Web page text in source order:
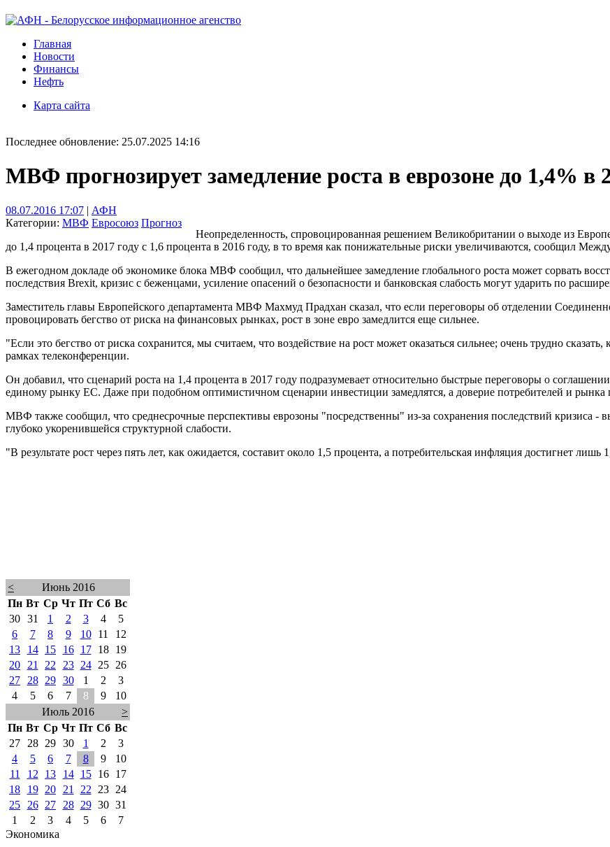
Главная
Новости
Финансы
Нефть
Карта сайта
Последнее обновление: 25.07.2025 14:16
МВФ прогнозирует замедление роста в еврозоне до 1,4% в
08.07.2016 17:07 | АФН
Категории: МВФ Евросоюз Прогноз
Неопределенность, спровоцированная решением Великобритании о выходе из
до 1,4 процента в 2017 году с 1,6 процента в 2016 году, в то время как понижательные риски увеличиваются, сообщил
В ежегодном докладе об экономике блока МВФ сообщил, что дальнейшее замедление глобального роста может сорвать
последствия Brexit, кризис с беженцами, усиление опасений о безопасности и банковская слабость могут ударить по
Заместитель главы Европейского департамента МВФ Махмуд Прадхан сказал, что если переговоры об отделении
провоцировать бегство от риска на финансовых рынках, рост в зоне евро замедлится еще сильнее.
"Если это бегство от риска сохранится, мы считаем, что воздействие на рост может оказаться сильнее; очень трудно
рамках телеконференции.
Он добавил, что сценарий роста на 1,4 процента в 2017 году подразумевает относительно быстрые переговоры о
единому рынку ЕС. Даже при подобном оптимистичном сценарии инвестиции замедлятся, а доверие потребителей и рынка
МВФ также сообщил, что среднесрочные перспективы еврозоны "посредственны" из-за сохранения последствий кризиса -
глубоко укоренившейся структурной слабости.
"В результате рост через пять лет, как ожидается, составит около 1,5 процента, а потребительская инфляция достигнет
<
Июнь 2016
Пн Вт Ср Чт Пт Сб Вс
30 31 1 2 3 4
5
6
7 8 9 10 11
12
13
14 15 16 17 18
19
20
21 22 23 24 25
26
27
28 29 30 1 2
3
4
5 6 7 8 9
10
Июль 2016
>
Пн Вт Ср Чт Пт Сб Вс
27
28 29 30 1 2
3
4
5 6 7 8 9
10
11
12 13 14 15 16
17
18
19 20 21 22 23
24
25
26 27 28 29 30 31
1
2 3 4 5 6
7
Экономика